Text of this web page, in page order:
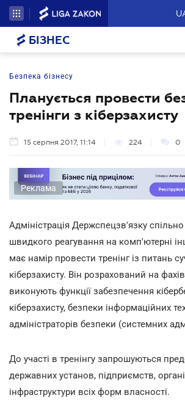
БІЗНЕС
Безпека бізнесу
Планується провести
тренінги з кіберзахисту
15 серпня 2017, 11:14 224 0
Реклама
Адміністрація Держспецзв'язку
швидкого реагування на комп'ютерні
має намір провести тренінг із питань
кіберзахисту. Він розрахований на
виконують функції забезпечення
кіберзахисту, безпеки інформаційних
адміністраторів безпеки (системних
До участі в тренінгу запрошуються
державних установ, підприємств,
інфраструктури всіх форм власності.